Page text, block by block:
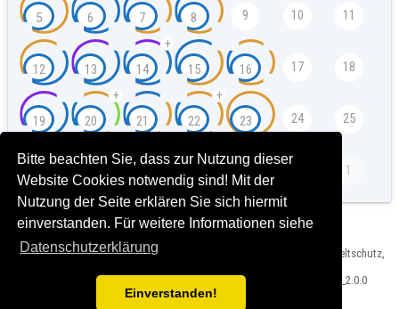
Bitte beachten Sie, dass zur Nutzung dieser
Website Cookies notwendig sind! Mit der
Nutzung der Seite erklären Sie sich hiermit
einverstanden. Für weitere Informationen siehe
Datenschutzerklärung
Einverstanden!
5 6 7 8 9 10 11
12 13 14
+
15 16 17 18
19 20
+
21 22
+
23 24 25
26 28 30 1
Herausgeber: Landeshauptstadt München, Referat für Klima- und Umweltschutz,
Version: Veranstaltungskalender Bauzentrum München T2024-03-15_2.0.0